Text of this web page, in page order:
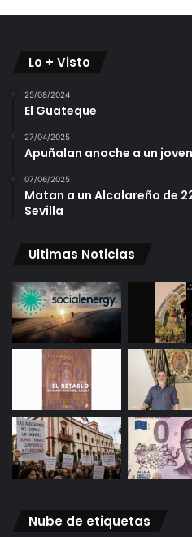
Lo + Visto
25/08/2024
El Guateque
27/04/2025
Apuñalan anoche a un
07/06/2025
Matan a un Alcalareño de
Sevilla
Ultimas Noticias
Nube de etiquetas